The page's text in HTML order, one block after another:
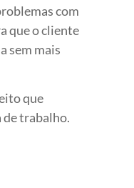
com
que o cliente
sem mais
que
de trabalho.